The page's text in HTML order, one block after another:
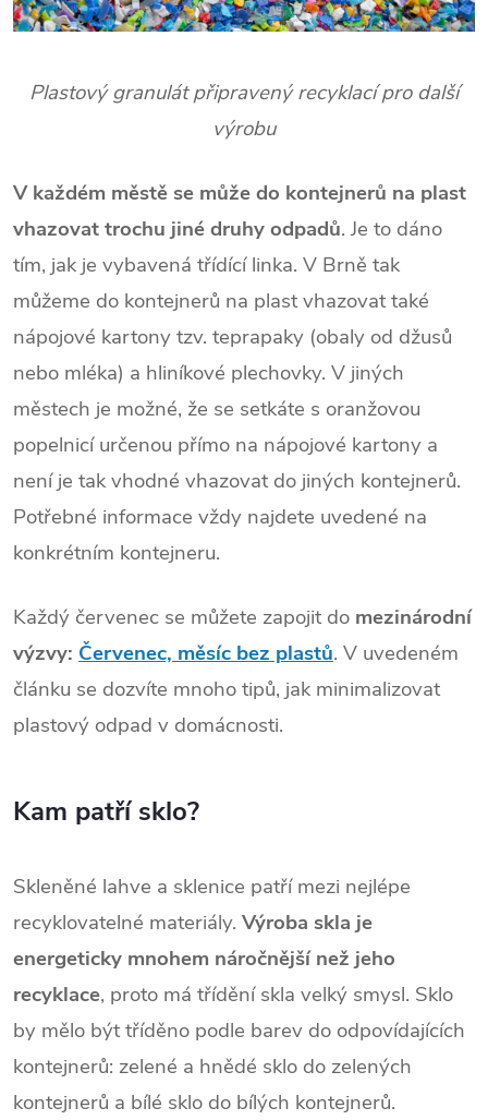
Plastový granulát připravený recyklací pro další
výrobu
V každém městě se může do kontejnerů na plast
vhazovat trochu jiné druhy odpadů. Je to dáno
tím, jak je vybavená třídící linka. V Brně tak
můžeme do kontejnerů na plast vhazovat také
nápojové kartony tzv. teprapaky (obaly od džusů
nebo mléka) a hliníkové plechovky. V jiných
městech je možné, že se setkáte s oranžovou
popelnicí určenou přímo na nápojové kartony a
není je tak vhodné vhazovat do jiných kontejnerů.
Potřebné informace vždy najdete uvedené na
konkrétním kontejneru.
Každý červenec se můžete zapojit do mezinárodní
výzvy: Červenec, měsíc bez plastů. V uvedeném
článku se dozvíte mnoho tipů, jak minimalizovat
plastový odpad v domácnosti.
Kam patří sklo?
Skleněné lahve a sklenice patří mezi nejlépe
recyklovatelné materiály. Výroba skla je
energeticky mnohem náročnější než jeho
recyklace, proto má třídění skla velký smysl. Sklo
by mělo být tříděno podle barev do odpovídajících
kontejnerů: zelené a hnědé sklo do zelených
kontejnerů a bílé sklo do bílých kontejnerů.